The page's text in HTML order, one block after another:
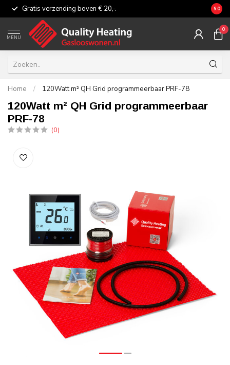
Gratis verzending boven € 20,-. 9.0
MENU
0
Home / 120Watt m² QH Grid programmeerbaar PRF-78
120Watt m² QH Grid programmeerbaar
PRF-78
(0)